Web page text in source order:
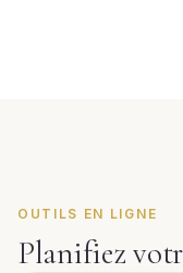
OUTILS EN LIGNE
Planifiez